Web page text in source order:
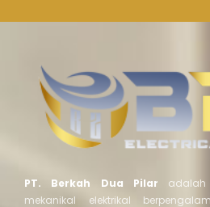
PT. Berkah Dua Pilar adalah
mekanikal elektrikal